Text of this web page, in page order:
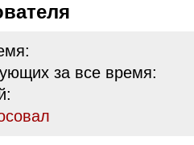
за все время: